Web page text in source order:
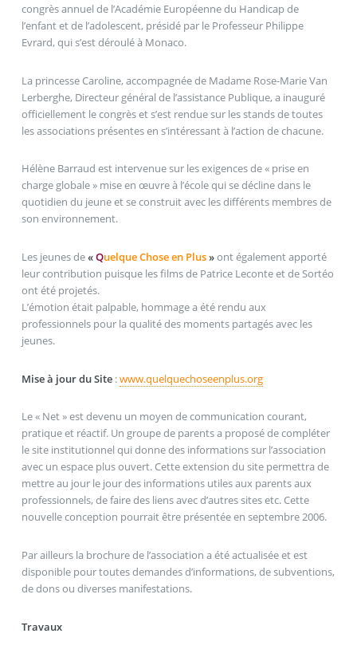
congrès annuel de l’Académie Européenne du Handicap de
l’enfant et de l’adolescent, présidé par le Professeur Philippe
Evrard, qui s’est déroulé à Monaco.
La princesse Caroline, accompagnée de Madame Rose-Marie Van
Lerberghe, Directeur général de l’assistance Publique, a inauguré
officiellement le congrès et s’est rendue sur les stands de toutes
les associations présentes en s’intéressant à l’action de chacune.
Hélène Barraud est intervenue sur les exigences de « prise en
charge globale » mise en œuvre à l’école qui se décline dans le
quotidien du jeune et se construit avec les différents membres de
son environnement.
Les jeunes de«Quelque Chose en Plus»ont également apporté
leur contribution puisque les films de Patrice Leconte et de Sortéo
ont été projetés.
L’émotion était palpable, hommage a été rendu aux
professionnels pour la qualité des moments partagés avec les
jeunes.
Mise à jour du Site:www.quelquechoseenplus.org
Le « Net » est devenu un moyen de communication courant,
pratique et réactif. Un groupe de parents a proposé de compléter
le site institutionnel qui donne des informations sur l’association
avec un espace plus ouvert. Cette extension du site permettra de
mettre au jour le jour des informations utiles aux parents aux
professionnels, de faire des liens avec d’autres sites etc. Cette
nouvelle conception pourrait être présentée en septembre 2006.
Par ailleurs la brochure de l’association a été actualisée et est
disponible pour toutes demandes d’informations, de subventions,
de dons ou diverses manifestations.
Travaux